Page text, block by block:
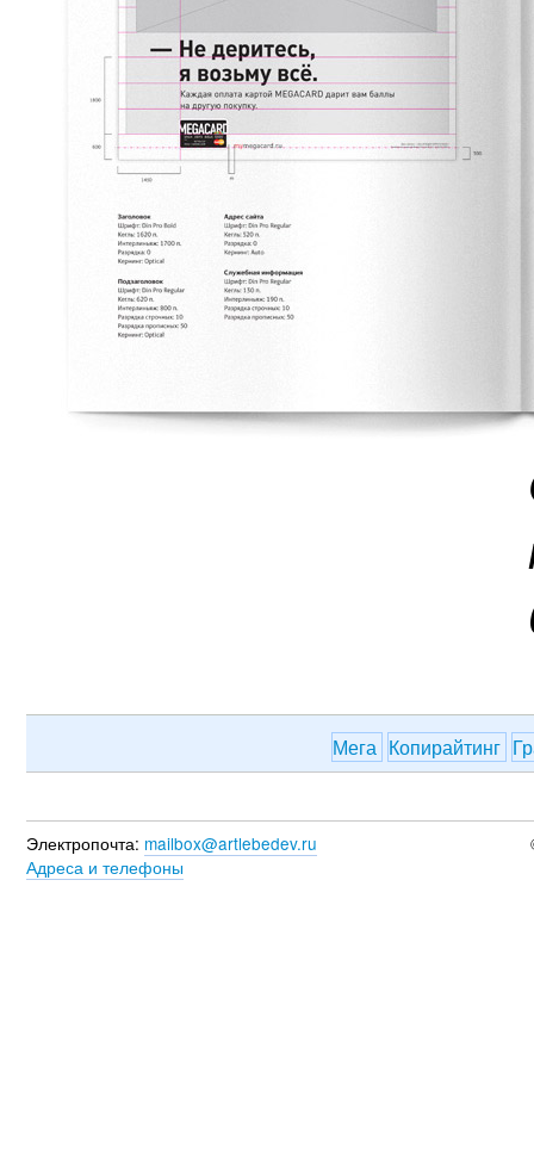
Мега Копирайтинг
Электропочта: mailbox@artlebedev.ru
Адреса и телефоны